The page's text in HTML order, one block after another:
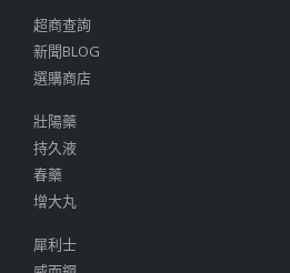
超商查詢
新聞BLOG
選購商店
壯陽藥
持久液
春藥
增大丸
犀利士